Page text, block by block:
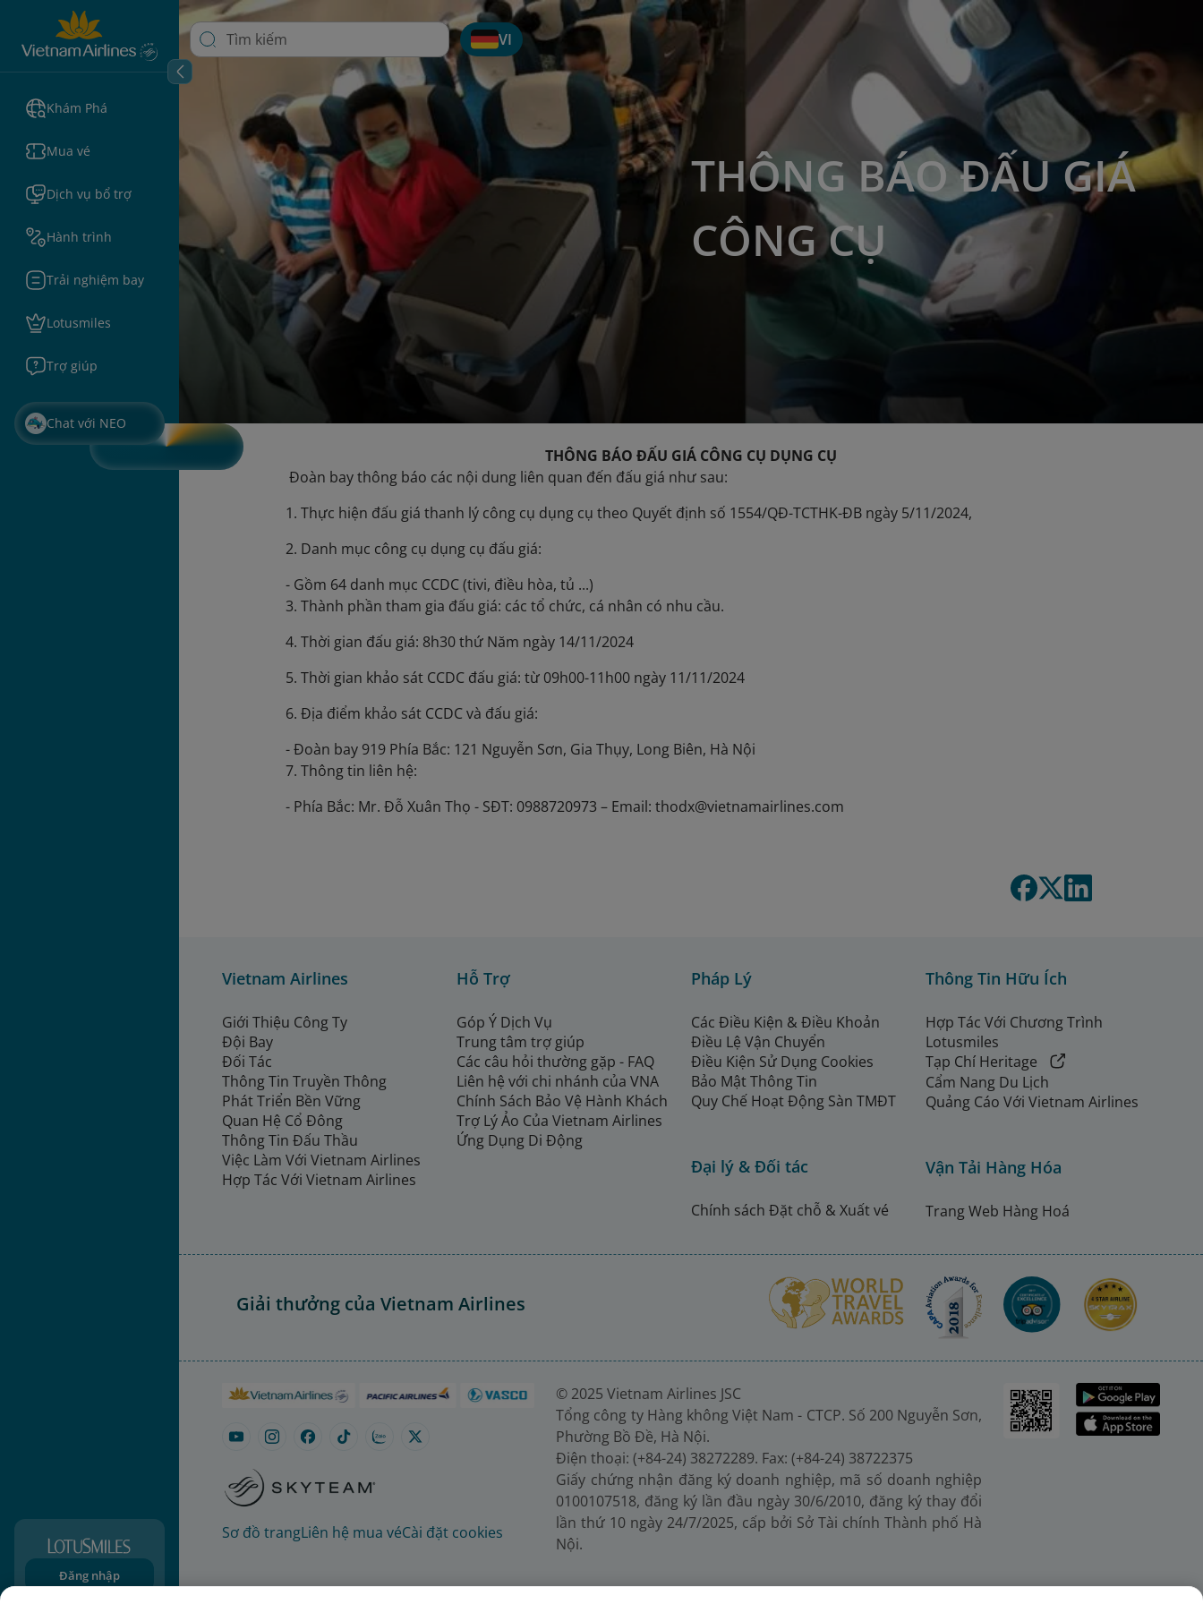
Khám Phá
Mua vé
Dịch vụ bổ trợ
Hành trình
Trải nghiệm bay
Lotusmiles
Trợ giúp
Chat với NEO
Đăng nhập
VI
THÔNG BÁO ĐẤU GIÁ
CÔNG CỤ
THÔNG BÁO ĐẤU GIÁ CÔNG CỤ DỤNG CỤ
Đoàn bay thông báo các nội dung liên quan đến đấu giá như sau:
1. Thực hiện đấu giá thanh lý công cụ dụng cụ theo Quyết định số 1554/QĐ-TCTHK-ĐB ngày 5/11/2024,
2. Danh mục công cụ dụng cụ đấu giá:
- Gồm 64 danh mục CCDC (tivi, điều hòa, tủ ...)
3. Thành phần tham gia đấu giá: các tổ chức, cá nhân có nhu cầu.
4. Thời gian đấu giá: 8h30 thứ Năm ngày 14/11/2024
5. Thời gian khảo sát CCDC đấu giá: từ 09h00-11h00 ngày 11/11/2024
6. Địa điểm khảo sát CCDC và đấu giá:
- Đoàn bay 919 Phía Bắc: 121 Nguyễn Sơn, Gia Thụy, Long Biên, Hà Nội
7. Thông tin liên hệ:
- Phía Bắc: Mr. Đỗ Xuân Thọ - SĐT: 0988720973 – Email: thodx@vietnamairlines.com
Vietnam Airlines
Giới Thiệu Công Ty
Đội Bay
Đối Tác
Thông Tin Truyền Thông
Phát Triển Bền Vững
Quan Hệ Cổ Đông
Thông Tin Đấu Thầu
Việc Làm Với Vietnam Airlines
Hợp Tác Với Vietnam Airlines
Hỗ Trợ
Góp Ý Dịch Vụ
Trung tâm trợ giúp
Các câu hỏi thường gặp - FAQ
Liên hệ với chi nhánh của VNA
Chính Sách Bảo Vệ Hành Khách
Trợ Lý Ảo Của Vietnam Airlines
Ứng Dụng Di Động
Pháp Lý
Các Điều Kiện & Điều Khoản
Điều Lệ Vận Chuyển
Điều Kiện Sử Dụng Cookies
Bảo Mật Thông Tin
Quy Chế Hoạt Động Sàn TMĐT
Đại lý & Đối tác
Chính sách Đặt chỗ & Xuất vé
Thông Tin Hữu Ích
Hợp Tác Với Chương Trình
Lotusmiles
Tạp Chí Heritage
Cẩm Nang Du Lịch
Quảng Cáo Với Vietnam Airlines
Vận Tải Hàng Hóa
Trang Web Hàng Hoá
Giải thưởng của Vietnam Airlines
Sơ đồ trangLiên hệ mua véCài đặt cookies
© 2025 Vietnam Airlines JSC
Tổng công ty Hàng không Việt Nam - CTCP. Số 200 Nguyễn Sơn,
Phường Bồ Đề, Hà Nội.
Điện thoại: (+84-24) 38272289. Fax: (+84-24) 38722375
Giấy chứng nhận đăng ký doanh nghiệp, mã số doanh nghiệp
0100107518, đăng ký lần đầu ngày 30/6/2010, đăng ký thay đổi
lần thứ 10 ngày 24/7/2025, cấp bởi Sở Tài chính Thành phố Hà
Nội.